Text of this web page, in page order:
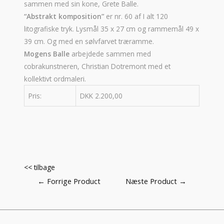
sammen med sin kone, Grete Balle.
“Abstrakt komposition” er nr. 60 af I alt 120
litografiske tryk. Lysmål 35 x 27 cm og rammemål 49 x
39 cm. Og med en sølvfarvet træramme.
Mogens Balle arbejdede sammen med
cobrakunstneren, Christian Dotremont med et
kollektivt ordmaleri.
Pris:
DKK 2.200,00
<< tilbage
Indlægsnavigation
← Forrige Product Næste Product →